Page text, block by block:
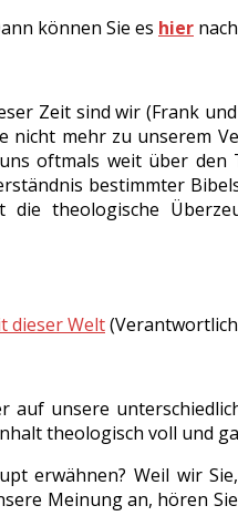
können Sie es hier
Zeit sind wir (Frank
mehr zu unserem
oftmals weit über den
bestimmter
theologische
dieser Welt
auf unsere
theologisch voll und
erwähnen? Weil wir
Meinung an, hören